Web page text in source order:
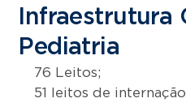
Infraestrutura
Pediatria
76 Leitos;
51 leitos de